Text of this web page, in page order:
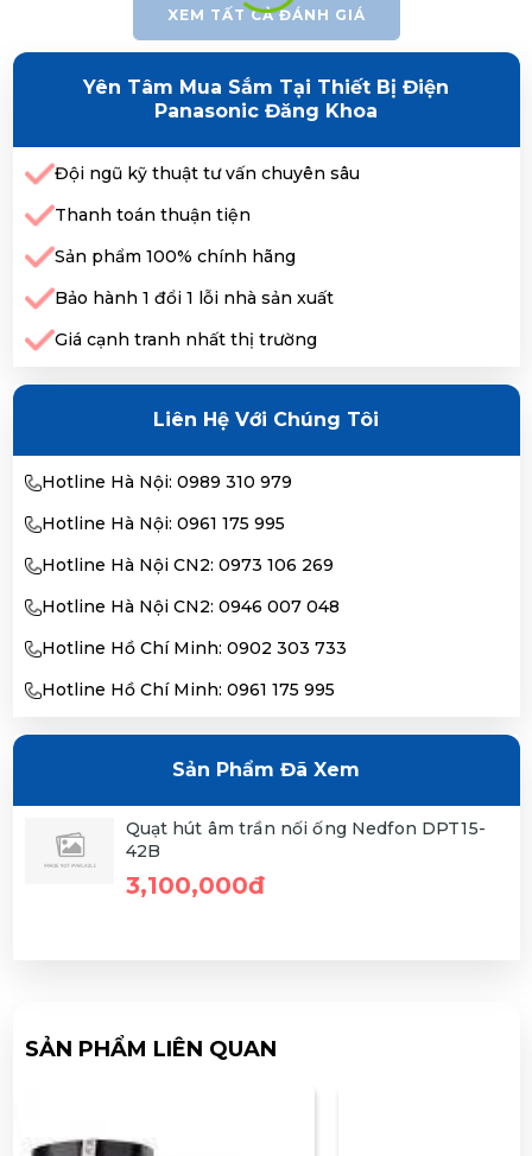
XEM TẤT CẢ ĐÁNH GIÁ
Yên Tâm Mua Sắm Tại Thiết Bị Điện
Panasonic Đăng Khoa
Đội ngũ kỹ thuật tư vấn chuyên sâu
Thanh toán thuận tiện
Sản phẩm 100% chính hãng
Bảo hành 1 đổi 1 lỗi nhà sản xuất
Giá cạnh tranh nhất thị trường
Liên Hệ Với Chúng Tôi
Hotline Hà Nội: 0989 310 979
Hotline Hà Nội: 0961 175 995
Hotline Hà Nội CN2: 0973 106 269
Hotline Hà Nội CN2: 0946 007 048
Hotline Hồ Chí Minh: 0902 303 733
Hotline Hồ Chí Minh: 0961 175 995
Sản Phẩm Đã Xem
Quạt hút âm trần nối ống Nedfon DPT15-
42B
3,100,000đ
SẢN PHẨM LIÊN QUAN